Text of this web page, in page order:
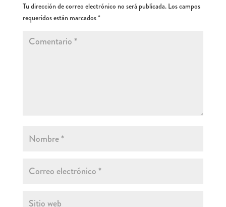
Tu dirección de correo electrónico no será publicada. Los campos
requeridos están marcados*